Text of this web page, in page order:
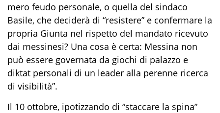
mero feudo personale, o quella del sindaco
Basile, che deciderà di “resistere” e confermare la
propria Giunta nel rispetto del mandato ricevuto
dai messinesi? Una cosa è certa: Messina non
può essere governata da giochi di palazzo e
diktat personali di un leader alla perenne ricerca
di visibilità”.
Il 10 ottobre, ipotizzando di “staccare la spina”